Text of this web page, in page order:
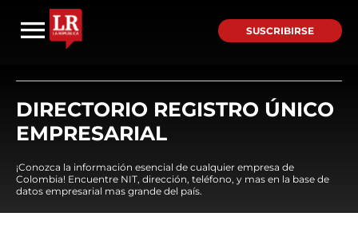
SUSCRIBIRSE
DIRECTORIO REGISTRO ÚNICO
EMPRESARIAL
¡Conozca la información esencial de cualquier empresa de
Colombia! Encuentre NIT, dirección, teléfono, y mas en la base de
datos empresarial mas grande del país.